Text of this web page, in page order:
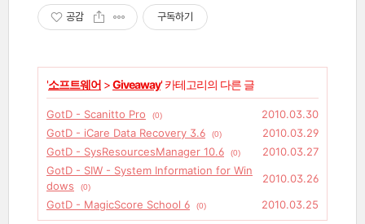
공감 구독하기
'소프트웨어 >Giveaway' 카테고리의 다른 글
GotD - Scanitto Pro (0)
2010.03.30
GotD - iCare Data Recovery 3.6
(0)
2010.03.29
GotD - SysResourcesManager 10.6
(0)
2010.03.27
GotD - SIW - System Information for Win
dows
(0)
2010.03.26
GotD - MagicScore School 6
(0) 2010.03.25